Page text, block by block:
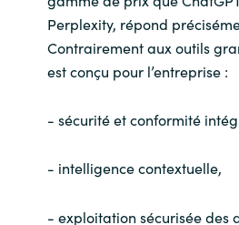
Perplexity, répond
Contrairement aux outils
est conçu pour l’entreprise :
- sécurité et conformité
- intelligence contextuelle,
- exploitation sécurisée des